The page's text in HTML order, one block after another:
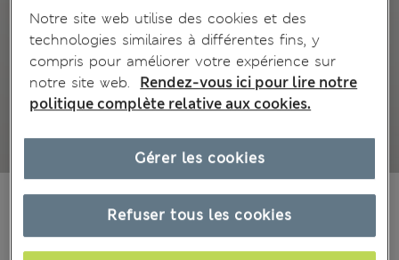
13 les commentaires reçus
CHF61.90
Tous les prix incluent les taxes et les frais de douanes
Notre site web utilise des cookies et des
technologies similaires à différentes fins, y
compris pour améliorer votre expérience sur
notre site web.
Rendez-vous ici pour lire notre
politique complète relative aux cookies.
Refuser tous les cookies
Gérer les cookies